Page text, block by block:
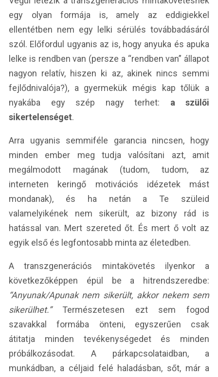
egy olyan formája is, amely az eddigiekkel
ellentétben nem egy lelki sérülés továbbadásáról
szól. Előfordul ugyanis az is, hogy anyuka és apuka
lelke is rendben van (persze a “rendben van” állapot
nagyon relatív, hiszen ki az, akinek nincs semmi
fejlődnivalója?), a gyermekük mégis kap tőlük a
nyakába egy szép nagy terhet: a szülői
sikertelenséget.
Arra ugyanis semmiféle garancia nincsen, hogy
minden ember meg tudja valósítani azt, amit
megálmodott magának (tudom, tudom, az
interneten keringő motivációs idézetek mást
mondanak), és ha netán a Te szüleid
valamelyikének nem sikerült, az bizony rád is
hatással van. Mert szereted őt. És mert ő volt az
egyik első és legfontosabb minta az életedben.
A transzgenerációs mintakövetés ilyenkor a
következőképpen épül be a hitrendszeredbe:
“Anyunak/Apunak nem sikerült, akkor nekem sem
sikerülhet.”Természetesen ezt sem fogod
szavakkal formába önteni, egyszerűen csak
átitatja minden tevékenységedet és minden
próbálkozásodat. A párkapcsolataidban, a
munkádban, a céljaid felé haladásban, sőt, már a